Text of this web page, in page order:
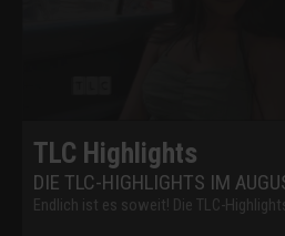
TLC Highlights
DIE TLC-HIGHLIGHTS IM
Endlich ist es soweit! Die TLC-